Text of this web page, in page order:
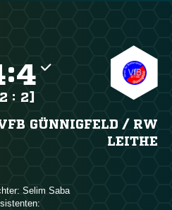
:
: 2]
GÜNNIGFELD /​ RW
LEITHE
 